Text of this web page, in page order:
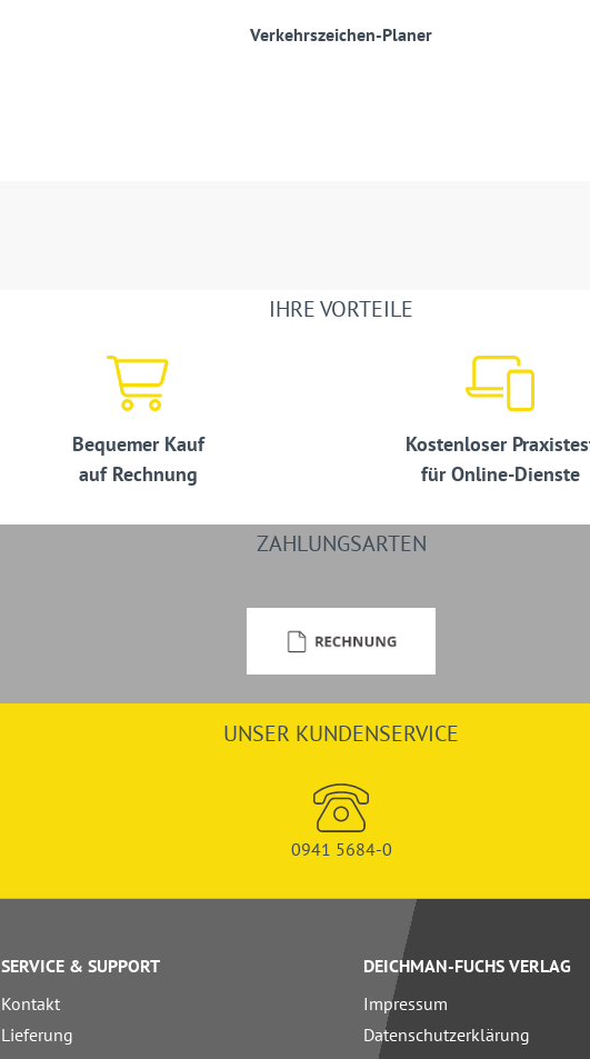
Verkehrszeichen-Planer
IHRE VORTEILE
Bequemer Kauf
auf Rechnung
Kostenloser
für Online-Dienste
ZAHLUNGSARTEN
UNSER KUNDENSERVICE
0941 5684-0
SERVICE & SUPPORT
Kontakt
Lieferung
DEICHMAN-FUCHS VERLAG
Impressum
Datenschutzerklärung